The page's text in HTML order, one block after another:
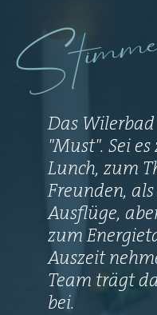
Das
"Must". Sei
Lunch, zum
Freunden,
Ausflüge,
zum
Auszeit
Team trägt
bei.